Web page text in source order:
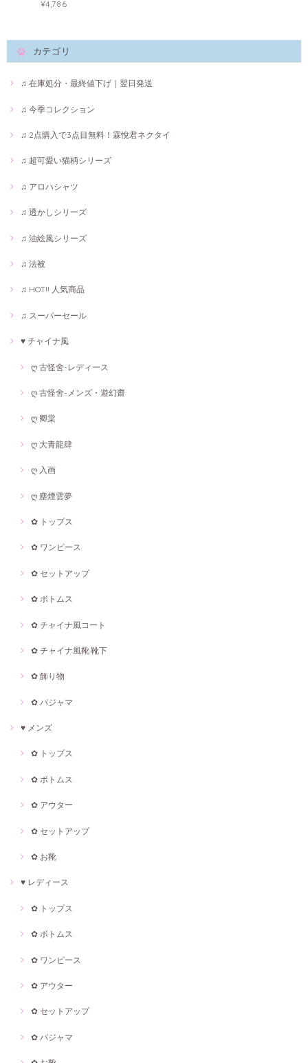
¥4,786
カテゴリ
♫ 在庫処分・最終値下げ｜翌日発送
♫ 今季コレクション
♫ 2点購入で3点目無料！霖悅君ネクタイ
♫ 超可愛い猫柄シリーズ
♫ アロハシャツ
♫ 透かしシリーズ
♫ 油絵風シリーズ
♫ 法被
♫ HOT!! 人気商品
♫ スーパーセール
♥ チャイナ風
ღ 古怪舍-レディース
ღ 古怪舍-メンズ・遊幻齋
ღ 卿棠
ღ 大青龍肆
ღ 入画
ღ 塵煙雲夢
✿ トップス
✿ ワンピース
✿ セットアップ
✿ ボトムス
✿ チャイナ風コート
✿ チャイナ風靴·靴下
✿ 飾り物
✿ パジャマ
♥ メンズ
✿ トップス
✿ ボトムス
✿ アウター
✿ セットアップ
✿ お靴
♥ レディース
✿ トップス
✿ ボトムス
✿ ワンピース
✿ アウター
✿ セットアップ
✿ パジャマ